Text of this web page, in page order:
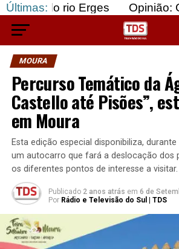
Últimas:
Erges Opinião: Gozar
MOURA
Percurso Temático da
Castello até Pisões”,
em Moura
Esta edição especial disponibiliza,
um autocarro que fará a deslocação dos
os diferentes pontos de interesse a visitar.
Publicado 2 anos atrás em 6 de
Por Rádio e Televisão do Sul | TDS